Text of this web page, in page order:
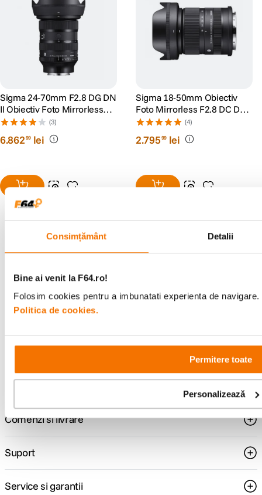
Consimțământ Detalii
Bine ai venit la F64.ro!
Folosim cookies pentru a imbunatati experienta de
Politica de cookies.
Permitere toate
Personalizează
Sigma 24-70mm F2.8 DG DN
II Obiectiv Foto Mirrorless
Montura Sony E
(3)
6.86299 lei
Sigma 18-50mm Obiectiv
Foto Mirrorless F2.8 DC DN
Contemporary Montura Sony
(4)
2.79599 lei
Descopera inspiratie, recomandari utile,
pentru tine.
499lei
Comenzi si livrare
Suport
Service si garantii